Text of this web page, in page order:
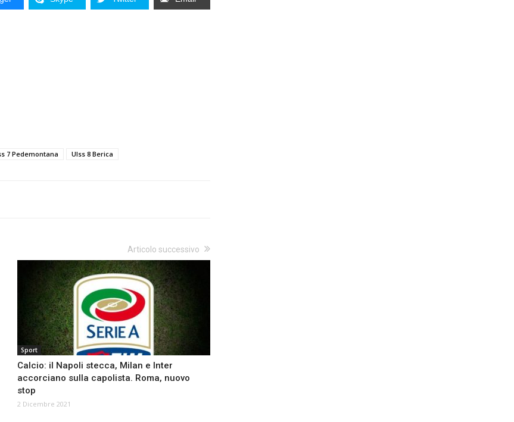
7 Pedemontana Ulss 8 Berica
Articolo successivo
Sport
Calcio: il Napoli stecca, Milan e Inter
accorciano sulla capolista. Roma, nuovo
stop
2 Dicembre 2021